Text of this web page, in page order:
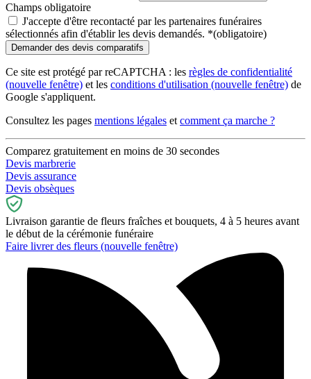
Champs obligatoire
J'accepte d'être recontacté par les partenaires funéraires
sélectionnés afin d'établir les devis demandés. *(obligatoire)
Ce site est protégé par reCAPTCHA : les règles de confidentialité
(nouvelle fenêtre) et les conditions d'utilisation (nouvelle fenêtre) de
Google s'appliquent.
Consultez les pages mentions légales et comment ça marche ?
Comparez gratuitement en moins de 30 secondes
Devis marbrerie
Devis assurance
Devis obsèques
Livraison garantie de fleurs fraîches et bouquets, 4 à 5 heures avant
le début de la cérémonie funéraire
Faire livrer des fleurs (nouvelle fenêtre)